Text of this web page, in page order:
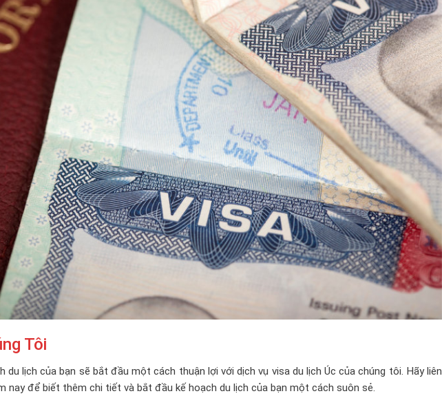
Tôi
du lịch của bạn sẽ bắt đầu một cách thuận lợi với dịch vụ visa du lịch Úc của chúng tôi. Hãy liên
nay để biết thêm chi tiết và bắt đầu kế hoạch du lịch của bạn một cách suôn sẻ.